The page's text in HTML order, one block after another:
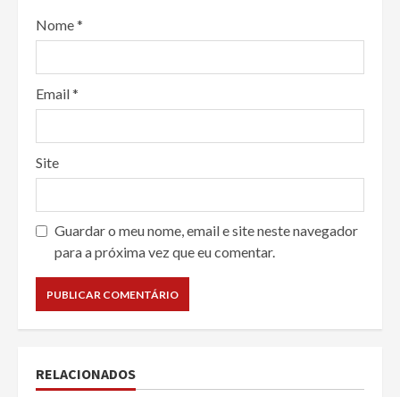
Nome*
Email*
Site
Guardar o meu nome, email e site neste navegador
para a próxima vez que eu comentar.
RELACIONADOS